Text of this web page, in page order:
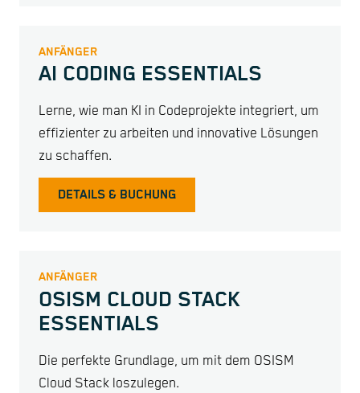
ANFÄNGER
AI CODING ESSENTIALS
Lerne, wie man KI in Codeprojekte integriert, um
effizienter zu arbeiten und innovative Lösungen
zu schaffen.
DETAILS & BUCHUNG
ANFÄNGER
OSISM CLOUD STACK
ESSENTIALS
Die perfekte Grundlage, um mit dem OSISM
Cloud Stack loszulegen.